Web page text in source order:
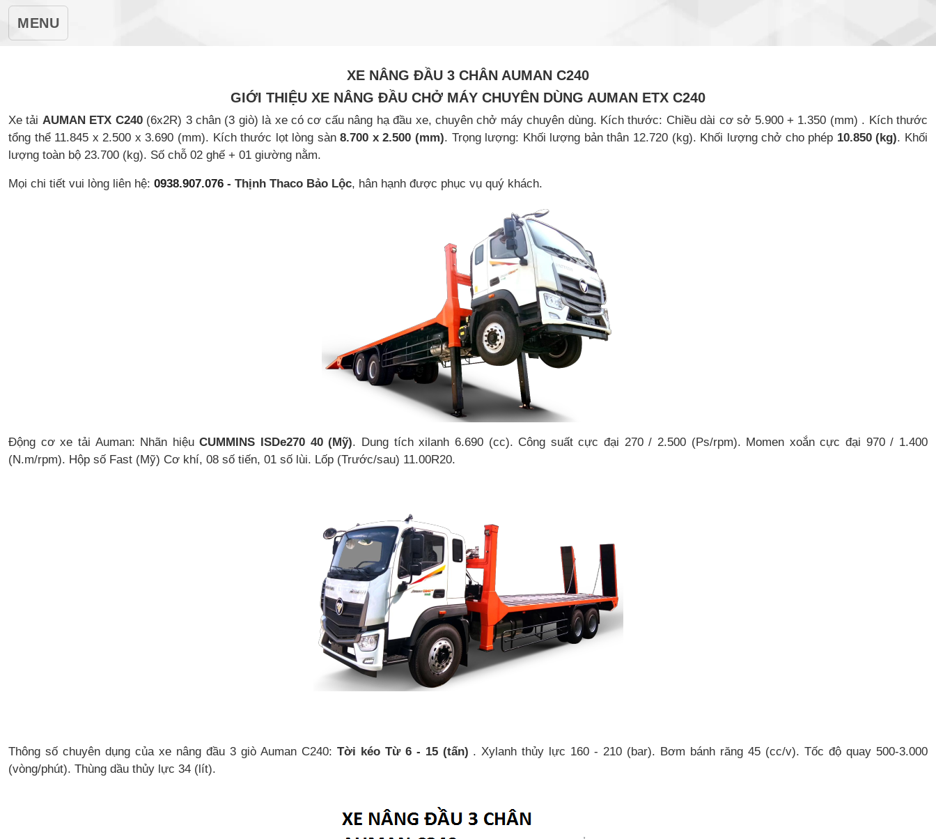
MENU
XE NÂNG ĐẦU 3 CHÂN AUMAN C240
GIỚI THIỆU XE NÂNG ĐẦU CHỞ MÁY CHUYÊN DÙNG AUMAN ETX C240
Xe tải AUMAN ETX C240(6x2R) 3 chân (3 giò) là xe có cơ cấu nâng hạ đầu xe, chuyên chở máy chuyên dùng. Kích thước: Chiều dài cơ sở 5.900 + 1.350 (mm) . Kích thước
tổng thể 11.845 x 2.500 x 3.690 (mm). Kích thước lọt lòng sàn8.700 x 2.500 (mm). Trọng lượng: Khối lượng bản thân 12.720 (kg). Khối lượng chở cho phép 10.850 (kg). Khối
lượng toàn bộ 23.700 (kg). Số chỗ 02 ghế + 01 giường nằm.
Mọi chi tiết vui lòng liên hệ: 0938.907.076 - Thịnh Thaco Bảo Lộc, hân hạnh được phục vụ quý khách.
Động cơ xe tải Auman: Nhãn hiệuCUMMINS ISDe270 40 (Mỹ). Dung tích xilanh 6.690 (cc). Công suất cực đại 270 / 2.500 (Ps/rpm). Momen xoắn cực đại 970 / 1.400
(N.m/rpm). Hộp số Fast (Mỹ) Cơ khí, 08 số tiến, 01 số lùi. Lốp (Trước/sau) 11.00R20.
Thông số chuyên dụng của xe nâng đầu 3 giò Auman C240: Tời kéo Từ 6 - 15 (tấn) . Xylanh thủy lực 160 - 210 (bar). Bơm bánh răng 45 (cc/v). Tốc độ quay 500-3.000
(vòng/phút). Thùng dầu thủy lực 34 (lít).